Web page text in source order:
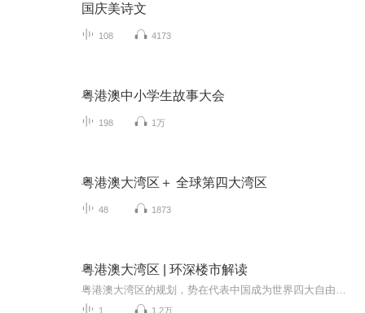
国庆美诗文
108 4173
粤港澳中小学生故事大会
198 1万
粤港澳大湾区＋ 全球第四大湾区
48 1873
粤港澳大湾区 | 环深楼市解读
1 1.2万